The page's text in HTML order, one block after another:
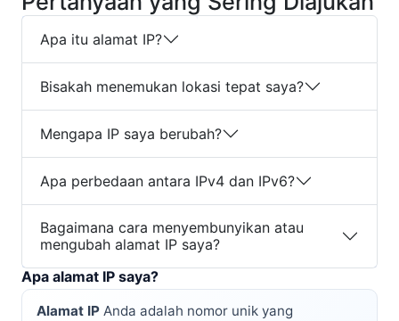
Apa itu alamat IP?
Bisakah menemukan lokasi tepat saya?
Mengapa IP saya berubah?
Apa perbedaan antara IPv4 dan IPv6?
Bagaimana cara menyembunyikan atau
mengubah alamat IP saya?
Apa alamat IP saya?
Alamat IP Anda adalah nomor unik yang